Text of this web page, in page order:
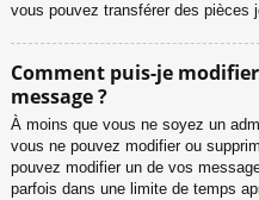
vous pouvez transférer des pièces
Comment puis-je
message ?
À moins que vous ne soyez un
vous ne pouvez modifier ou
pouvez modifier un de vos
parfois dans une limite de temps